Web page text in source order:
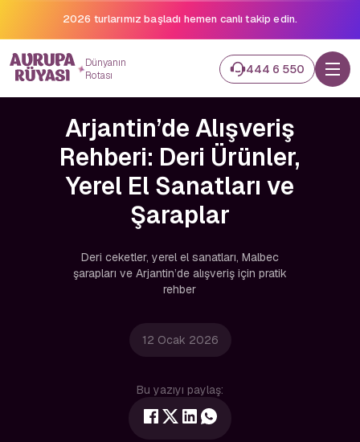
2026 turlarımız başladı hemen canlı takip edin.
Dünyanın
Rotası
444 6 550
Arjantin’de Alışveriş
Rehberi: Deri Ürünler,
Yerel El Sanatları ve
Şaraplar
Deri ceketler, yerel el sanatları, Malbec
şarapları ve Arjantin’de alışveriş için pratik
rehber
12 Ocak 2026
Bu yazıyı paylaş: